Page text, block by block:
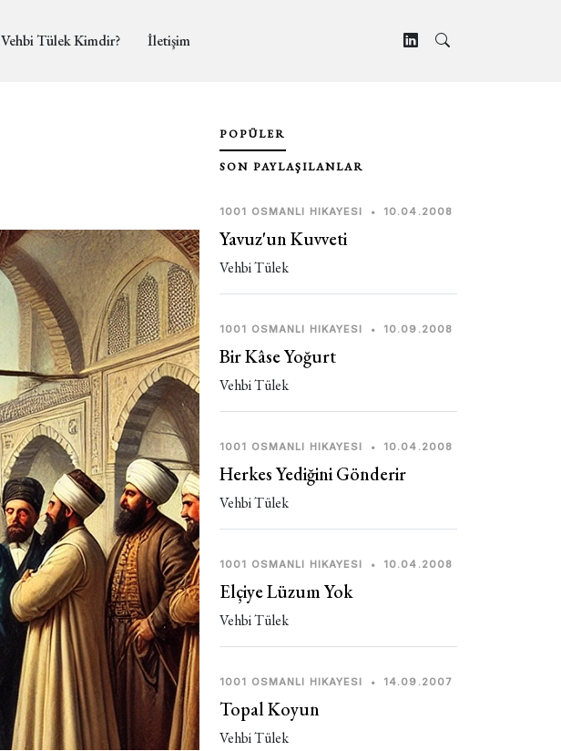
Vehbi Tülek Kimdir? İletişim
POPÜLER
SON PAYLAŞILANLAR
1001 OSMANLI HIKAYESI • 10.04.2008
Yavuz'un Kuvveti
Vehbi Tülek
1001 OSMANLI HIKAYESI • 10.09.2008
Bir Kâse Yoğurt
Vehbi Tülek
1001 OSMANLI HIKAYESI • 10.04.2008
Herkes Yediğini Gönderir
Vehbi Tülek
1001 OSMANLI HIKAYESI • 10.04.2008
Elçiye Lüzum Yok
Vehbi Tülek
1001 OSMANLI HIKAYESI • 14.09.2007
Topal Koyun
Vehbi Tülek